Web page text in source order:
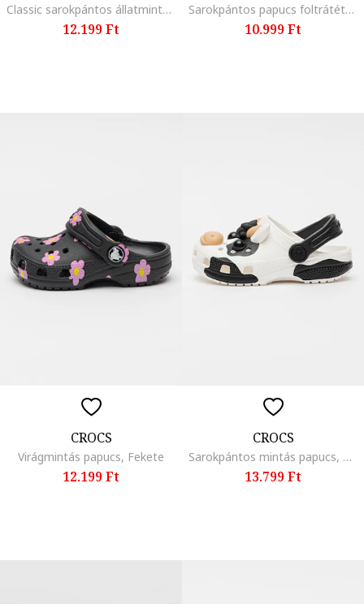
Classic sarokpántos állatmintás papucs, Koptatott fekete/Fangóbarna
12.199 Ft
Sarokpántos papucs foltrátétekkel, Világosszürke
10.999 Ft
CROCS
Virágmintás papucs, Fekete
12.199 Ft
CROCS
Sarokpántos mintás papucs, Koptatott fekete/Törtfehér/Világosbézs
13.799 Ft